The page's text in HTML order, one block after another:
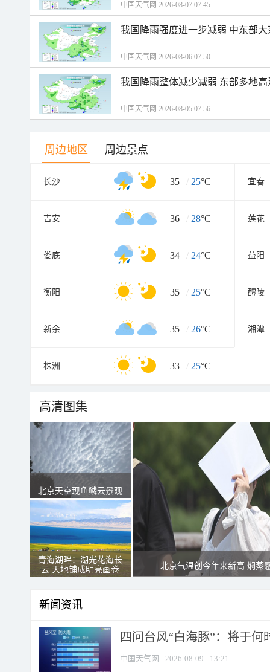
中国天气网 2026-08-07 07:45
我国降雨强度进一步减弱 中东部
中国天气网 2026-08-06 07:50
我国降雨整体减少减弱 东部多地
中国天气网 2026-08-05 07:56
周边地区 周边景点
长沙 35 / 25°C 宜春
吉安 36 / 28°C 莲花
娄底 34 / 24°C 益阳
衡阳 35 / 25°C 醴陵
新余 35 / 26°C 湘潭
株洲 33 / 25°C
高清图集
北京天空现鱼鳞云景观
青海湖畔：湖光花海长
云 天地铺成明亮画卷
北京气温创今年来新高 焖蒸
新闻资讯
四问台风“白海豚”：将于
中国天气网 2026-08-09 13:21